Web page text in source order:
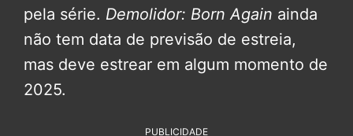
pela série. Demolidor: Born Again ainda
não tem data de previsão de estreia,
mas deve estrear em algum momento de
2025.
PUBLICIDADE